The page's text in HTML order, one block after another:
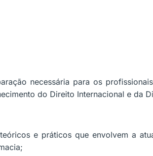
necessária para os
do Direito Internacional e da
e práticos que envolvem a